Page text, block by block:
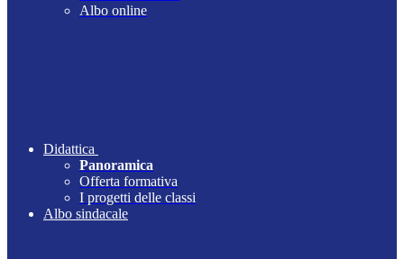
Albo online
Didattica
Panoramica
Offerta formativa
I progetti delle classi
Albo sindacale